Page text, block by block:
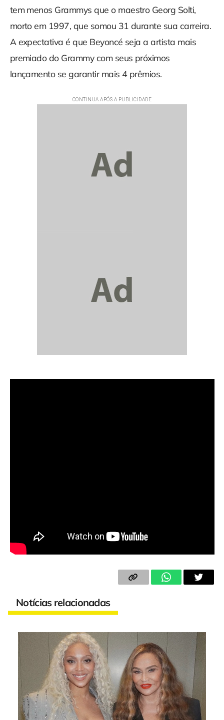
tem menos Grammys que o maestro Georg Solti,
morto em 1997, que somou 31 durante sua carreira.
A expectativa é que Beyoncé seja a artista mais
premiado do Grammy com seus próximos
lançamento se garantir mais 4 prêmios.
Notícias relacionadas